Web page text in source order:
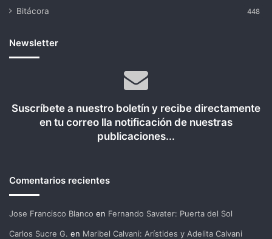
Bitácora 448
Newsletter
Suscríbete a nuestro boletín y recibe directamente
en tu correo lla notificación de nuestras
publicaciones...
Comentarios recientes
Jose Francisco Blanco en Fernando Savater: Puerta del Sol
Carlos Sucre G. en Maribel Calvani: Arístides y Adelita Calvani